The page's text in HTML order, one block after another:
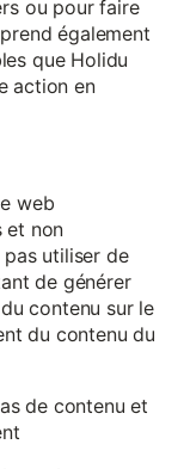
ou pour faire
également
que Holidu
action en
web
et non
utiliser de
de générer
contenu sur le
du contenu du
de contenu et